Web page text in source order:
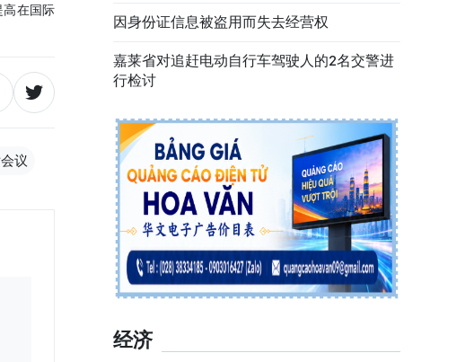
高在国际
议
因身份证信息被盗用而失去经营权
嘉莱省对追赶电动自行车驾驶人的2名交警进
行检讨
经济